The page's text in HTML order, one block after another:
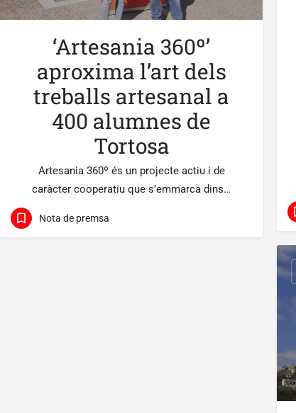
‘Artesania 360º’
aproxima l’art dels
treballs artesanal a
400 alumnes de
Tortosa
Artesania 360º és un projecte actiu i de
caràcter cooperatiu que s’emmarca dins…
Nota de premsa